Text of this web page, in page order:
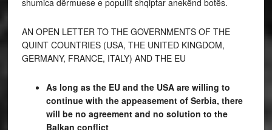
shumica dërmuese e popullit shqiptar anekënd botës.
AN OPEN LETTER TO THE GOVERNMENTS OF THE
QUINT COUNTRIES (USA, THE UNITED KINGDOM,
GERMANY, FRANCE, ITALY) AND THE EU
As long as the EU and the USA are willing to
continue with the appeasement of Serbia, there
will be no agreement and no solution to the
Balkan conflict